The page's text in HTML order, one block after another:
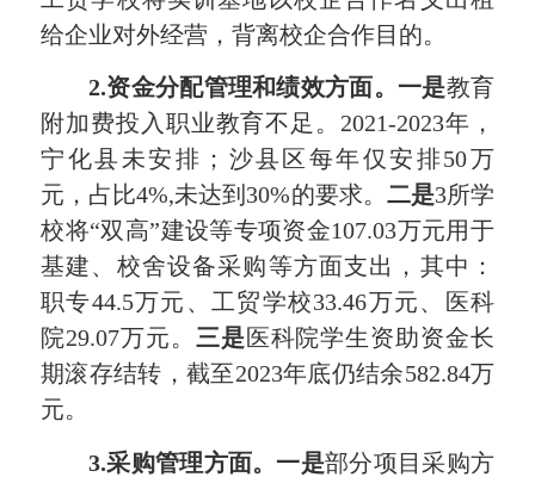
给企业对外经营，背离校企合作目的。
2.资金分配管理和绩效方面。 一是教育
附加费投入职业教育不足。2021-2023年，
宁化县未安排；沙县区每年仅安排50万
元，占比4%,未达到30%的要求。 二是3所学
校将“双高”建设等专项资金107.03万元用于
基建、校舍设备采购等方面支出，其中：
职专44.5万元、工贸学校33.46万元、医科
院29.07万元。 三是医科院学生资助资金长
期滚存结转，截至2023年底仍结余582.84万
元。
3.采购管理方面。一是部分项目采购方